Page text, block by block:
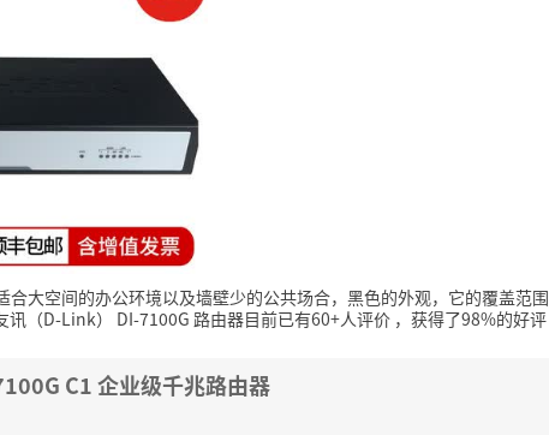
大空间的办公环境以及墙壁少的公共场合，黑色的外观，它的覆盖范围
讯（D-Link） DI-7100G 路由器目前已有60+人评价 ，获得了98%的好评
C1 企业级千兆路由器